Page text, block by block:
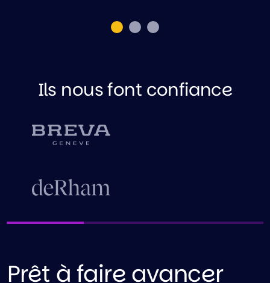
Ils nous font confiance
Prêt à faire avancer